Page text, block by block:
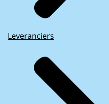
Leveranciers